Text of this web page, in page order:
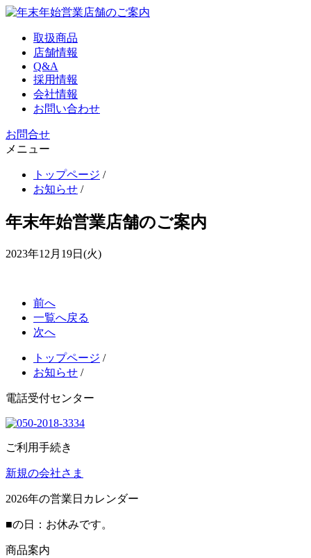
取扱商品
店舗情報
Q&A
採用情報
会社情報
お問い合わせ
お問合せ
メニュー
トップページ /
お知らせ /
年末年始営業店舗のご案内
2023年12月19日(火)
前へ
一覧へ戻る
次へ
トップページ /
お知らせ /
電話受付センター
ご利用手続き
新規の会社さま
2026年の営業日カレンダー
■の日：お休みです。
商品案内